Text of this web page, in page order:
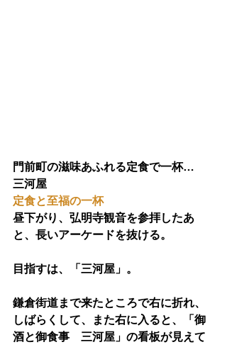
門前町の滋味あふれる定食で一杯…
三河屋
定食と至福の一杯
昼下がり、弘明寺観音を参拝したあ
と、長いアーケードを抜ける。
目指すは、「三河屋」。
鎌倉街道まで来たところで右に折れ、
しばらくして、また右に入ると、「御
酒と御食事　三河屋」の看板が見えて